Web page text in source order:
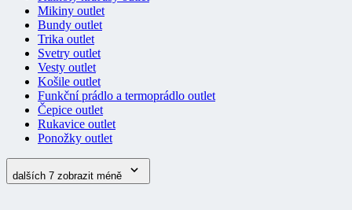
Mikiny outlet
Bundy outlet
Trika outlet
Svetry outlet
Vesty outlet
Košile outlet
Funkční prádlo a termoprádlo outlet
Čepice outlet
Rukavice outlet
Ponožky outlet
dalších 7 zobrazit méně